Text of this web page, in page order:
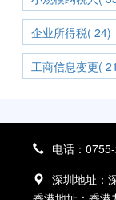
企业所得税( 24)
工商信息变更(
电话：
深圳地址：